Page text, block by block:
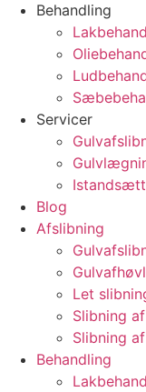
Behandling
Servicer
Blog
Afslibning
Let
Slibning
Slibning
Behandling